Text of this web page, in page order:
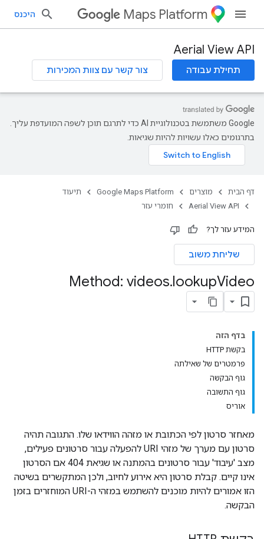
Maps Platform היכנס
Aerial View API
תחילת עבודה צור קשר עם צוות המכירות
‫Google משתמשת בטכנולוגיית AI כדי לתרגם תוכן לשפה המועדפת עליך.
בתרגומים כאלו עשויות להיות שגיאות.
דף הבית מוצרים Google Maps Platform
תיעוד
Aerial View API
חומרי עזר
המידע עזר לך?
שליחת משוב
Method: videos.lookupVideo
בדף הזה
בקשת HTTP
פרמטרים של שאילתה
גוף הבקשה
גוף התשובה
אוריס
מאחזר סרטון לפי הכתובת או מזהה הווידאו שלו. התגובה תהיה
סרטון עם מערך של מזהי URI להפעלה עבור סרטונים פעילים,
מצב 'עיבוד' עבור סרטונים בהמתנה או שגיאת 404 אם הסרטון
אינו קיים. קבלת סרטון היא אירוע לחיוב, ולכן המתקשרים בשיטה
הזו אמורים להיות מוכנים להשתמש במזהי ה-URI המוחזרים בזמן
הבקשה.